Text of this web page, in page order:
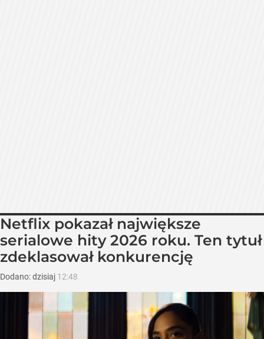
Netflix pokazał największe
serialowe hity 2026 roku. Ten tytuł
zdeklasował konkurencję
Dodano:dzisiaj 12:48